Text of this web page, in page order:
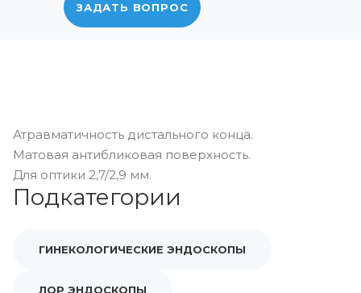
ЗАДАТЬ ВОПРОС
Атравматичность дистального конца.
Матовая антибликовая поверхность.
Для оптики 2,7/2,9 мм.
Подкатегории
ГИНЕКОЛОГИЧЕСКИЕ ЭНДОСКОПЫ
ЛОР ЭНДОСКОПЫ